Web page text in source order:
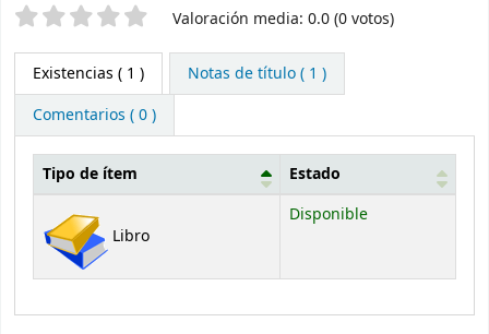
Valoración Valoración media: 0.0 (0 votos)
Existencias ( 1 )
Notas de título ( 1 )
Comentarios ( 0 )
Tipo de ítem Estado
Libro
Disponible